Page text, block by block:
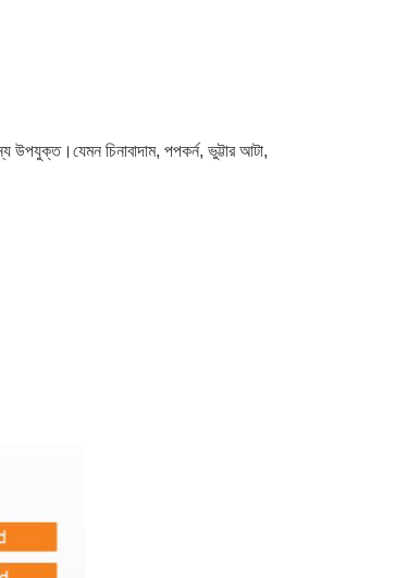
উপযুক্ত। যেমন চিনাবাদাম, পপকর্ন, ভুট্টার আটা,